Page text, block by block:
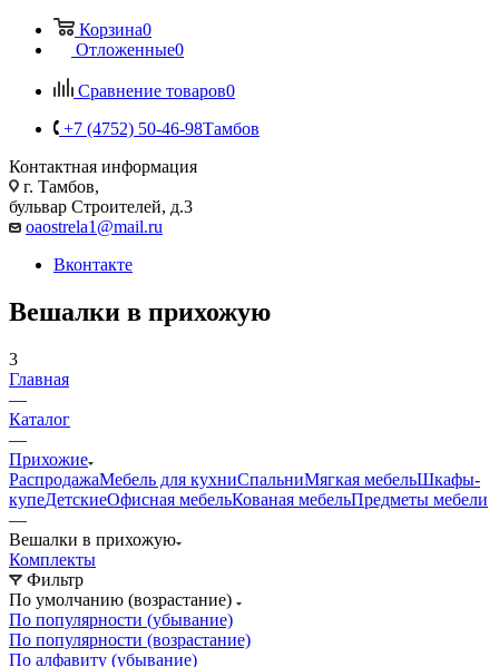
Корзина0
Отложенные0
Сравнение товаров0
+7 (4752) 50-46-98Тамбов
Контактная информация
г. Тамбов,
бульвар Строителей, д.3
oaostrela1@mail.ru
Вконтакте
Вешалки в прихожую
3
Главная
—
Каталог
—
Прихожие
РаспродажаМебель для кухниСпальниМягкая мебельШкафы-
купеДетскиеОфисная мебельКованая мебельПредметы мебели
—
Вешалки в прихожую
Комплекты
Фильтр
По умолчанию (возрастание)
По популярности (убывание)
По популярности (возрастание)
По алфавиту (убывание)